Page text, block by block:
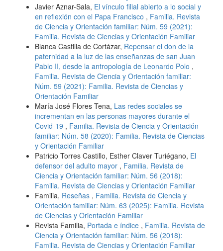
Javier Aznar-Sala, El vínculo filial abierto a lo social y
en reflexión con el Papa Francisco , Familia. Revista
de Ciencia y Orientación familiar: Núm. 59 (2021):
Familia. Revista de Ciencias y Orientación Familiar
Blanca Castilla de Cortázar, Repensar el don de la
paternidad a la luz de las enseñanzas de san Juan
Pablo II, desde la antropología de Leonardo Polo ,
Familia. Revista de Ciencia y Orientación familiar:
Núm. 59 (2021): Familia. Revista de Ciencias y
Orientación Familiar
María José Flores Tena, Las redes sociales se
incrementan en las personas mayores durante el
Covid-19 , Familia. Revista de Ciencia y Orientación
familiar: Núm. 58 (2020): Familia. Revista de Ciencias
y Orientación Familiar
Patricio Torres Castillo, Esther Claver Turiégano, El
defensor del adulto mayor , Familia. Revista de
Ciencia y Orientación familiar: Núm. 56 (2018):
Familia. Revista de Ciencias y Orientación Familiar
Familia, Reseñas , Familia. Revista de Ciencia y
Orientación familiar: Núm. 63 (2025): Familia. Revista
de Ciencias y Orientación Familiar
Revista Familia, Portada e índice , Familia. Revista de
Ciencia y Orientación familiar: Núm. 56 (2018):
Familia. Revista de Ciencias y Orientación Familiar